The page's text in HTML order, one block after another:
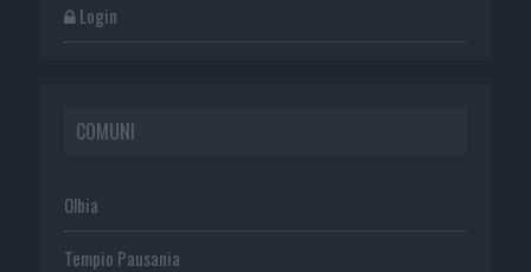
Login
COMUNI
Olbia
Tempio Pausania